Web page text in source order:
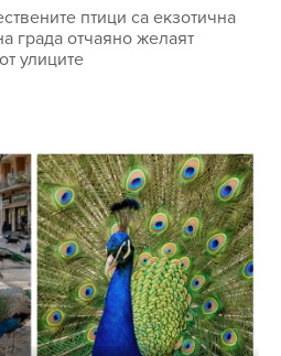
птици са екзотична
града отчаяно желаят
улиците